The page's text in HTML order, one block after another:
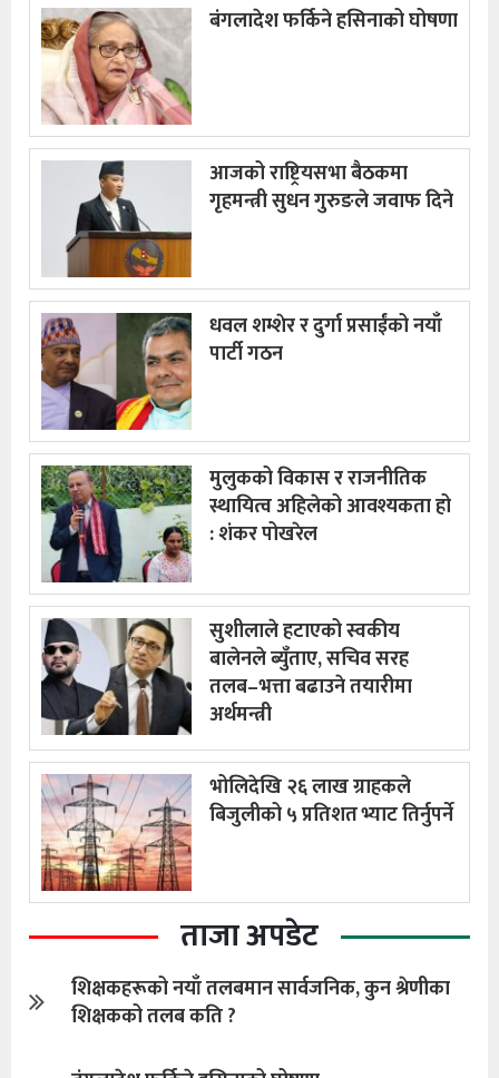
बंगलादेश फर्किने हसिनाको घोषणा
आजको राष्ट्रियसभा बैठकमा
गृहमन्त्री सुधन गुरुङले जवाफ दिने
धवल शम्शेर र दुर्गा प्रसाईंको नयाँ
पार्टी गठन
मुलुकको विकास र राजनीतिक
स्थायित्व अहिलेको आवश्यकता हो
: शंकर पोखरेल
सुशीलाले हटाएको स्वकीय
बालेनले ब्युँताए, सचिव सरह
तलब–भत्ता बढाउने तयारीमा
अर्थमन्त्री
भोलिदेखि २६ लाख ग्राहकले
बिजुलीको ५ प्रतिशत भ्याट तिर्नुपर्ने
ताजा अपडेट
शिक्षकहरूको नयाँ तलबमान सार्वजनिक, कुन श्रेणीका
शिक्षकको तलब कति ?